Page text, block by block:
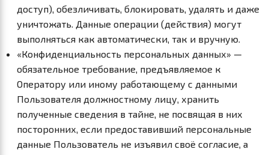
доступ), обезличивать, блокировать, удалять и даже
уничтожать. Данные операции (действия) могут
выполняться как автоматически, так и вручную.
«Конфиденциальность персональных данных» —
обязательное требование, предъявляемое к
Оператору или иному работающему с данными
Пользователя должностному лицу, хранить
полученные сведения в тайне, не посвящая в них
посторонних, если предоставивший персональные
данные Пользователь не изъявил своё согласие, а